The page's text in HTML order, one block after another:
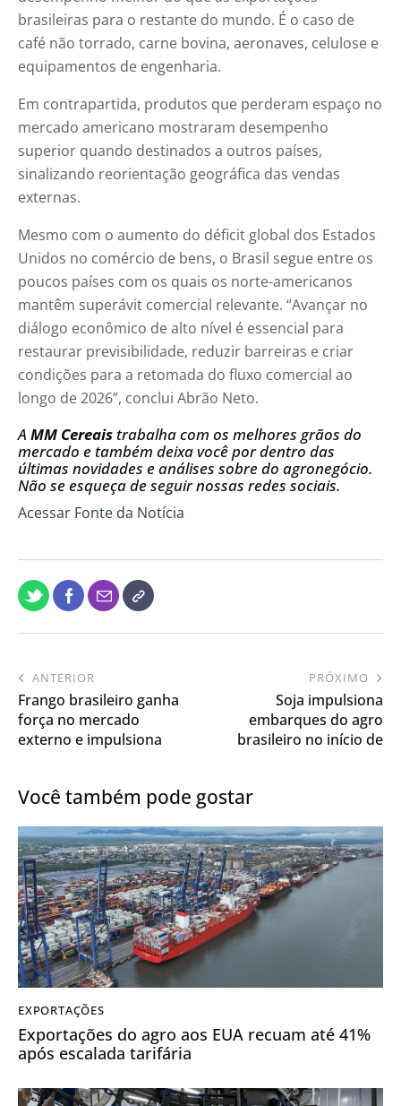
brasileiras para o restante do mundo. É o caso de
café não torrado, carne bovina, aeronaves, celulose e
equipamentos de engenharia.
Em contrapartida, produtos que perderam espaço no
mercado americano mostraram desempenho
superior quando destinados a outros países,
sinalizando reorientação geográfica das vendas
externas.
Mesmo com o aumento do déficit global dos Estados
Unidos no comércio de bens, o Brasil segue entre os
poucos países com os quais os norte-americanos
mantêm superávit comercial relevante. “Avançar no
diálogo econômico de alto nível é essencial para
restaurar previsibilidade, reduzir barreiras e criar
condições para a retomada do fluxo comercial ao
longo de 2026”, conclui Abrão Neto.
A MM Cereais trabalha com os melhores grãos do
mercado e também deixa você por dentro das
últimas novidades e análises sobre do agronegócio.
Não se esqueça de seguir nossas redes sociais.
Acessar Fonte da Notícia
ANTERIOR
Frango brasileiro ganha
força no mercado
externo e impulsiona
PRÓXIMO
Soja impulsiona
embarques do agro
brasileiro no início de
Você também pode gostar
EXPORTAÇÕES
Exportações do agro aos EUA recuam até 41%
após escalada tarifária